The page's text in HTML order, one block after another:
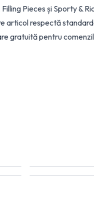
Pieces și Sporty &
articol respectă
gratuită pentru